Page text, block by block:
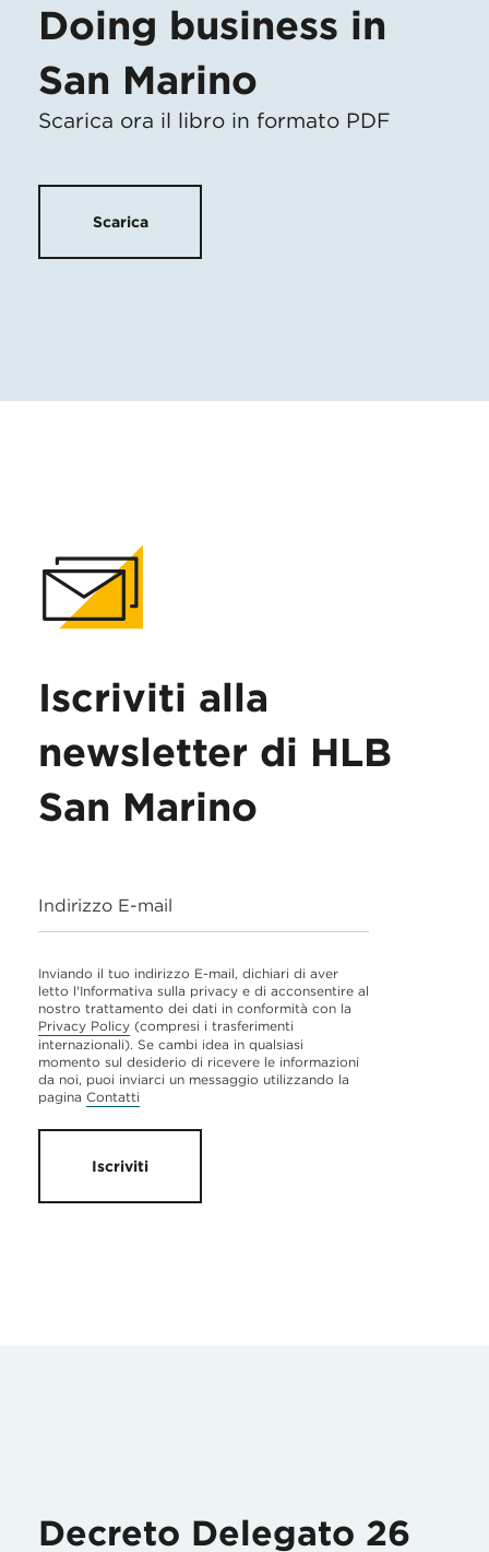
Doing business in
San Marino
Scarica ora il libro in formato PDF
Scarica
Iscriviti alla
newsletter di HLB
San Marino
Indirizzo E-mail
Inviando il tuo indirizzo E-mail, dichiari di aver
letto l'Informativa sulla privacy e di acconsentire al
nostro trattamento dei dati in conformità con la
Privacy Policy (compresi i trasferimenti
internazionali). Se cambi idea in qualsiasi
momento sul desiderio di ricevere le informazioni
da noi, puoi inviarci un messaggio utilizzando la
pagina Contatti
Iscriviti
Decreto Delegato 26